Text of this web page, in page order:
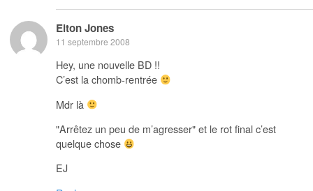
Elton Jones
11 septembre 2008
Hey, une nouvelle BD !!
C’est la chomb-rentrée
Mdr là
"Arrêtez un peu de m’agresser" et le rot final c’est
quelque chose
EJ